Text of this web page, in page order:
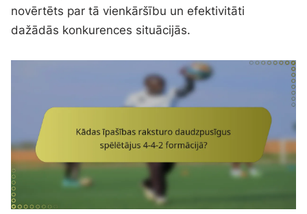
novērtēts par tā vienkāršību un efektivitāti
dažādās konkurences situācijās.